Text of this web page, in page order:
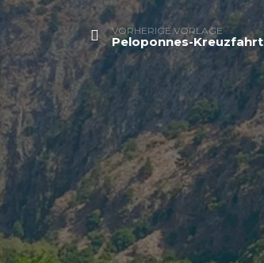
VORHERIGE VORLAGE
Peloponnes-Kreuzfahrt